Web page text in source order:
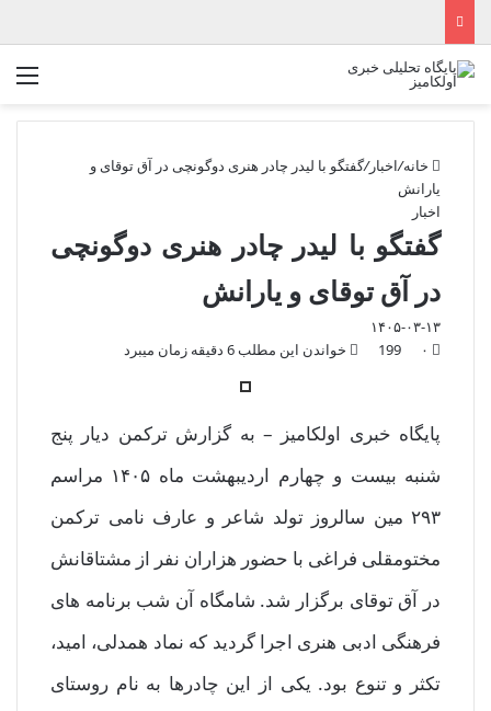
خانه/اخبار/گفتگو با لیدر چادر هنری دوگونچی در آق توقای و
یارانش
اخبار
گفتگو با لیدر چادر هنری دوگونچی
در آق توقای و یارانش
۱۴۰۵-۰۳-۱۳
۰
خواندن این مطلب 6 دقیقه زمان میبرد
پایگاه خبری اولکامیز – به گزارش ترکمن دیار پنج
شنبه بیست و چهارم اردیبهشت ماه ۱۴۰۵ مراسم
۲۹۳ مین سالروز تولد شاعر و عارف نامی ترکمن
مختومقلی فراغی با حضور هزاران نفر از مشتاقانش
در آق توقای برگزار شد. شامگاه آن شب برنامه های
فرهنگی ادبی هنری اجرا گردید که نماد همدلی، امید،
تکثر و تنوع بود. یکی از این چادرها به نام روستای